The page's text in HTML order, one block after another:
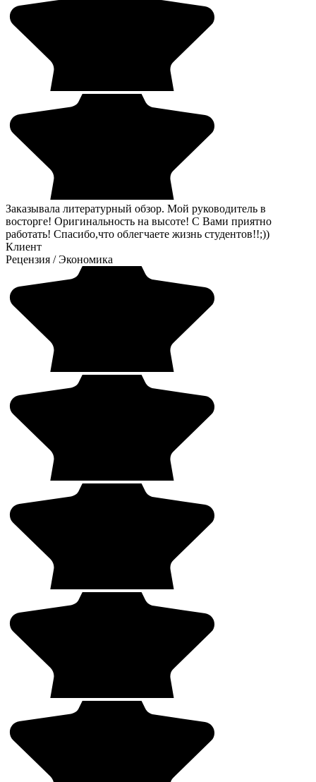
Заказывала литературный обзор. Мой руководитель в
восторге! Оригинальность на высоте! С Вами приятно
работать! Спасибо,что облегчаете жизнь студентов!!;))
Клиент
Рецензия /Экономика